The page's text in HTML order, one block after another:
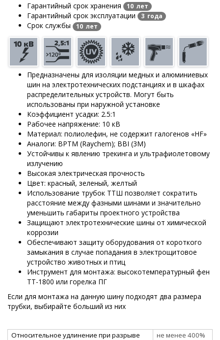
Гарантийный срок хранения 10 лет
Гарантийный срок эксплуатации 3 года
Срок службы 10 лет
Предназначены для изоляции медных и алюминиевых
шин на электротехнических подстанциях и в шкафах
распределительных устройств. Могут быть
использованы при наружной установке
Коэффициент усадки: 2.5:1
Рабочее напряжение: 10 кВ
Материал: полиолефин, не содержит галогенов «HF»
Аналоги: BPTM (Raychem); BBI (3M)
Устойчивы к явлению трекинга и ультрафиолетовому
излучению
Высокая электрическая прочность
Цвет: красный, зеленый, желтый
Использование трубок ТТШ позволяет сократить
расстояние между фазными шинами и значительно
уменьшить габариты проектного устройства
Защищают электротехнические шины от химической
коррозии
Обеспечивают защиту оборудования от короткого
замыкания в случае попадания в электрощитовое
устройство животных и птиц
Инструмент для монтажа: высокотемпературный фен
ТТ-1800 или горелка ПГ
Если для монтажа на данную шину подходят два размера
трубки, выбирайте больший из них
Относительное удлинение при разрыве
не менее 400%